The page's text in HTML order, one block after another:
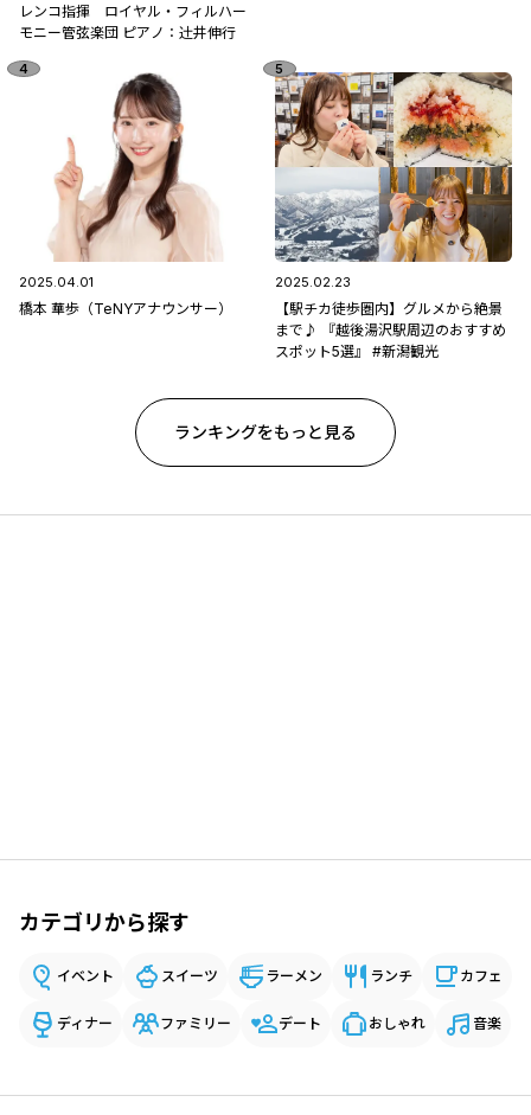
レンコ指揮 ロイヤル・フィルハー
モニー管弦楽団 ピアノ：辻󠄀井伸行
2025.04.01
橋本 華歩（TeNYアナウンサー）
2025.02.23
【駅チカ徒歩圏内】グルメから絶景
まで♪ 『越後湯沢駅周辺のおすすめ
スポット5選』 #新潟観光
ランキングをもっと見る
カテゴリから探す
イベント スイーツ ラーメン ランチ カフェ
ディナー ファミリー デート おしゃれ 音楽